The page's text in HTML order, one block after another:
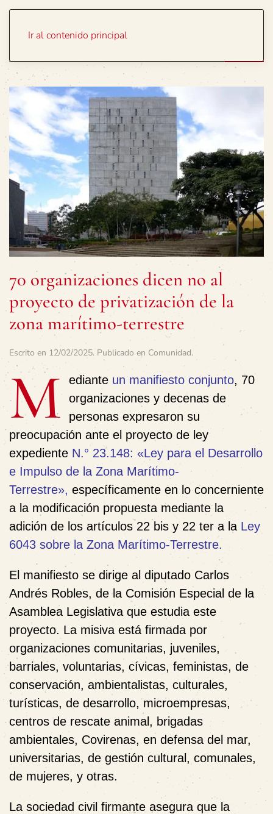
Ir al contenido principal
70 organizaciones dicen no al
proyecto de privatización de la
zona marítimo-terrestre
Escrito en 12/02/2025. Publicado en Comunidad.
M ediante un manifiesto conjunto, 70
organizaciones y decenas de
personas expresaron su
preocupación ante el proyecto de ley
expediente N.° 23.148: «Ley para el Desarrollo
e Impulso de la Zona Marítimo-
Terrestre», específicamente en lo concerniente
a la modificación propuesta mediante la
adición de los artículos 22 bis y 22 ter a la Ley
6043 sobre la Zona Marítimo-Terrestre.
El manifiesto se dirige al diputado Carlos
Andrés Robles, de la Comisión Especial de la
Asamblea Legislativa que estudia este
proyecto. La misiva está firmada por
organizaciones comunitarias, juveniles,
barriales, voluntarias, cívicas, feministas, de
conservación, ambientalistas, culturales,
turísticas, de desarrollo, microempresas,
centros de rescate animal, brigadas
ambientales, Covirenas, en defensa del mar,
universitarias, de gestión cultural, comunales,
de mujeres, y otras.
La sociedad civil firmante asegura que la